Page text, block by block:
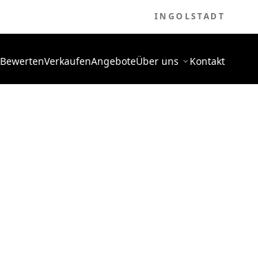
INGOLSTADT
BewertenVerkaufenAngeboteÜber uns Kontakt